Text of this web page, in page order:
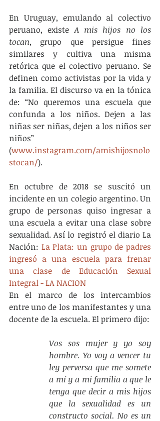
En Uruguay, emulando al colectivo
peruano, existe A mis hijos no los
tocan, grupo que persigue fines
similares y cultiva una misma
retórica que el colectivo peruano. Se
definen como activistas por la vida y
la familia. El discurso va en la tónica
de: “No queremos una escuela que
confunda a los niños. Dejen a las
niñas ser niñas, dejen a los niños ser
niños”
(www.instagram.com/amishijosnolo
stocan/).
En octubre de 2018 se suscitó un
incidente en un colegio argentino. Un
grupo de personas quiso ingresar a
una escuela a evitar una clase sobre
sexualidad. Así lo registró el diario La
Nación: La Plata: un grupo de padres
ingresó a una escuela para frenar
una clase de Educación Sexual
Integral - LA NACION
En el marco de los intercambios
entre uno de los manifestantes y una
Vos sos mujer y yo soy
hombre. Yo voy a vencer tu
ley perversa que me somete
a mí y a mi familia a que le
tenga que decir a mis hijos
que la sexualidad es un
constructo social. No es un